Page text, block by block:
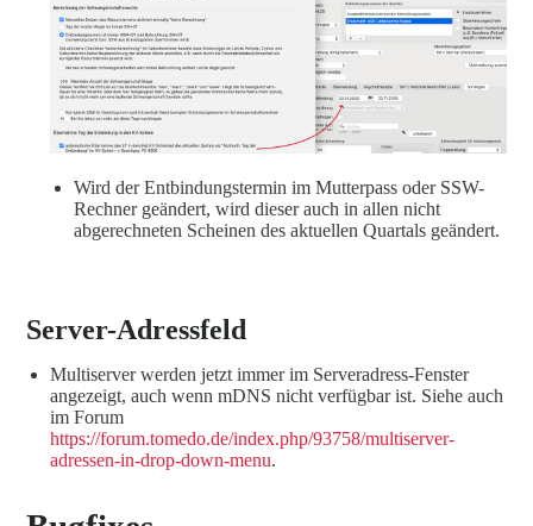
Wird der Entbindungstermin im Mutterpass oder SSW-
Rechner geändert, wird dieser auch in allen nicht
abgerechneten Scheinen des aktuellen Quartals geändert.
Server-Adressfeld
Multiserver werden jetzt immer im Serveradress-Fenster
angezeigt, auch wenn mDNS nicht verfügbar ist. Siehe auch
im Forum
https://forum.tomedo.de/index.php/93758/multiserver-
adressen-in-drop-down-menu.